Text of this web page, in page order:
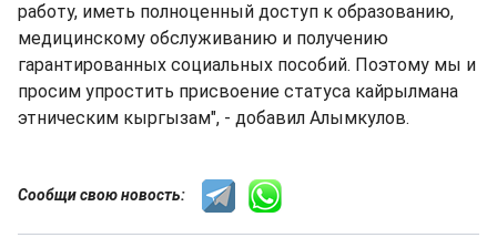
работу, иметь полноценный доступ к образованию,
медицинскому обслуживанию и получению
гарантированных социальных пособий. Поэтому мы и
просим упростить присвоение статуса кайрылмана
этническим кыргызам", - добавил Алымкулов.
Сообщи свою новость: